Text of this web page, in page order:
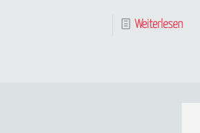
Weiterlesen